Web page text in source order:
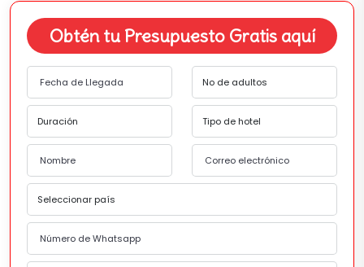
Obtén tu Presupuesto Gratis aquí